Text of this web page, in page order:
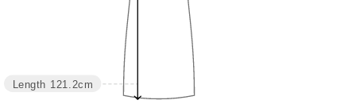
Length 121.2cm